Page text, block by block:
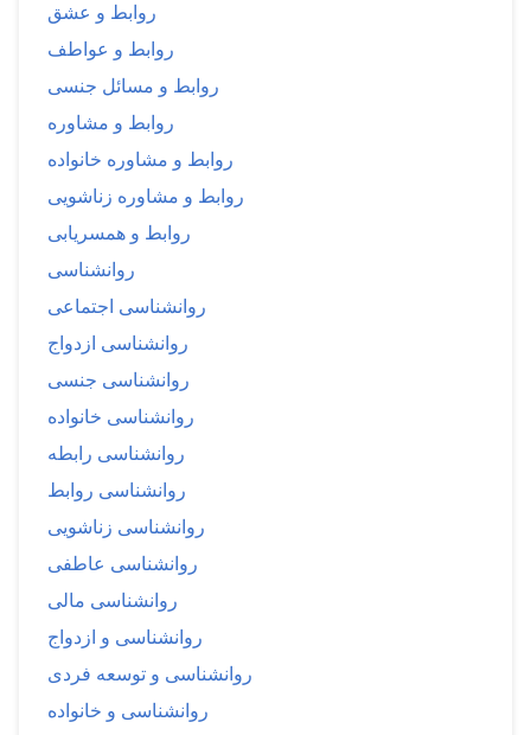
روابط و عشق
روابط و عواطف
روابط و مسائل جنسی
روابط و مشاوره
روابط و مشاوره خانواده
روابط و مشاوره زناشویی
روابط و همسریابی
روانشناسی
روانشناسی اجتماعی
روانشناسی ازدواج
روانشناسی جنسی
روانشناسی خانواده
روانشناسی رابطه
روانشناسی روابط
روانشناسی زناشویی
روانشناسی عاطفی
روانشناسی مالی
روانشناسی و ازدواج
روانشناسی و توسعه فردی
روانشناسی و خانواده